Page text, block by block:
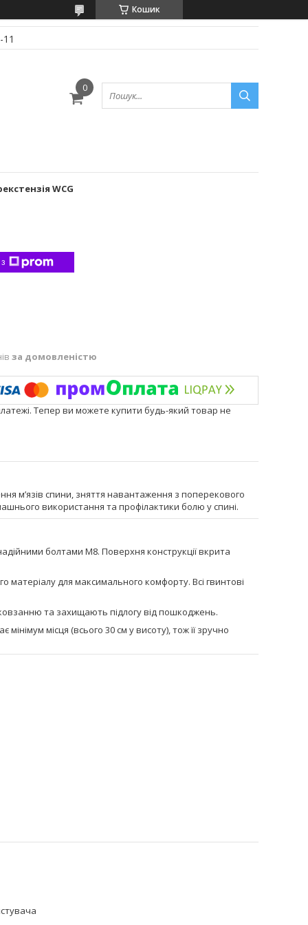
Кошик
WCG
за домовленістю
Тепер ви можете купити будь-який товар не
м’язів спини, зняття навантаження з поперекового
використання та профілактики болю у спині.
болтами М8. Поверхня конструкції вкрита
матеріалу для максимального комфорту. Всі гвинтові
та захищають підлогу від пошкоджень.
місця (всього 30 см у висоту), тож її зручно